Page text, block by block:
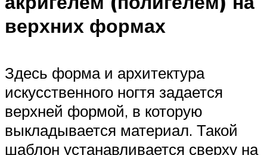
верхних формах
Здесь форма и архитектура
искусственного ногтя задается
верхней формой, в которую
выкладывается материал. Такой
шаблон устанавливается сверху на